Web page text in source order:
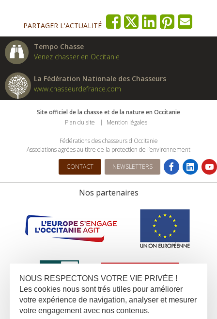
PARTAGER L'ACTUALITÉ
Tempo Chasse
Venez chasser en Occitanie
La Fédération Nationale des Chasseurs
www.chasseurdefrance.com
Site officiel de la chasse et de la nature en Occitanie
Plan du site
Mention légales
Fédérations des chasseurs d'Occitanie
Associations agrées au titre de la protection de l’environnement
CONTACT NEWSLETTERS
Nos partenaires
NOUS RESPECTONS VOTRE VIE PRIVÉE !
Les cookies nous sont trés utiles pour améliorer
votre expérience de navigation, analyser et mesurer
votre engagement avec nos contenus.